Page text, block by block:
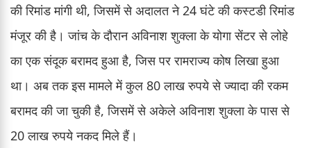
की रिमांड मांगी थी, जिसमें से अदालत ने 24 घंटे की कस्टडी रिमांड
मंजूर की है। जांच के दौरान अविनाश शुक्ला के योगा सेंटर से लोहे
का एक संदूक बरामद हुआ है, जिस पर रामराज्य कोष लिखा हुआ
था। अब तक इस मामले में कुल 80 लाख रुपये से ज्यादा की रकम
बरामद की जा चुकी है, जिसमें से अकेले अविनाश शुक्ला के पास से
20 लाख रुपये नकद मिले हैं।